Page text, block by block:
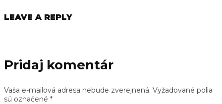
LEAVE A REPLY
Pridaj komentár
Vaša e-mailová adresa nebude zverejnená. Vyžadované polia
sú označené *